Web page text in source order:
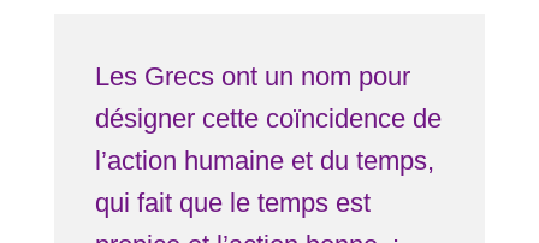
Les Grecs ont un nom pour
désigner cette coïncidence de
l’action humaine et du temps,
qui fait que le temps est